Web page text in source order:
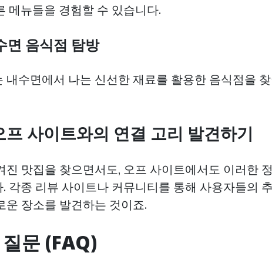
메뉴들을 경험할 수 있습니다.
면 음식점 탐방
내수면에서 나는 신선한 재료를 활용한 음식점을
프 사이트와의 연결 고리 발견하기
진 맛집을 찾으면서도, 오프 사이트에서도 이러한
각종 리뷰 사이트나 커뮤니티를 통해 사용자들의
운 장소를 발견하는 것이죠.
문 (FAQ)